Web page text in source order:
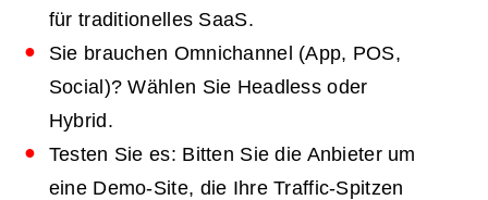
für traditionelles SaaS.
Sie brauchen Omnichannel (App, POS,
Social)? Wählen Sie Headless oder
Hybrid.
Testen Sie es: Bitten Sie die Anbieter um
eine Demo-Site, die Ihre Traffic-Spitzen